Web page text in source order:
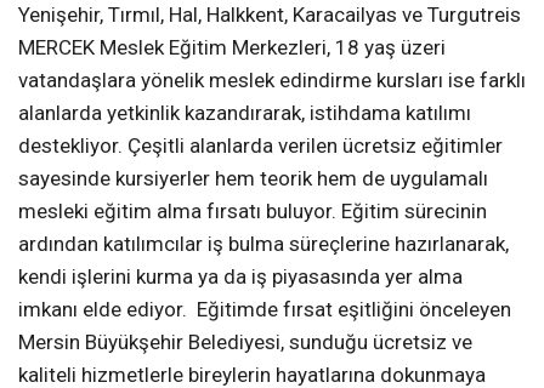
Yenişehir, Tırmıl, Hal, Halkkent, Karacailyas ve Turgutreis
MERCEK Meslek Eğitim Merkezleri, 18 yaş üzeri
vatandaşlara yönelik meslek edindirme kursları ise farklı
alanlarda yetkinlik kazandırarak, istihdama katılımı
destekliyor. Çeşitli alanlarda verilen ücretsiz eğitimler
sayesinde kursiyerler hem teorik hem de uygulamalı
mesleki eğitim alma fırsatı buluyor. Eğitim sürecinin
ardından katılımcılar iş bulma süreçlerine hazırlanarak,
kendi işlerini kurma ya da iş piyasasında yer alma
imkanı elde ediyor. Eğitimde fırsat eşitliğini önceleyen
Mersin Büyükşehir Belediyesi, sunduğu ücretsiz ve
kaliteli hizmetlerle bireylerin hayatlarına dokunmaya